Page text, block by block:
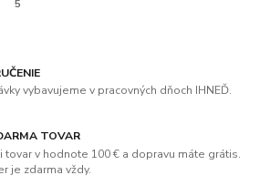
5
vybavujeme v pracovných dňoch IHNEĎ.
TOVAR
tovar v hodnote 100 € a dopravu máte grátis.
je zdarma vždy.